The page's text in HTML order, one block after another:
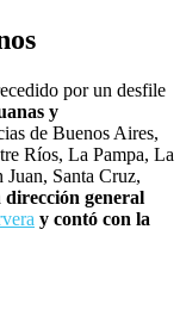
por un desfile
y
de Buenos Aires,
Ríos, La Pampa, La
Santa Cruz,
dirección general
y contó con la